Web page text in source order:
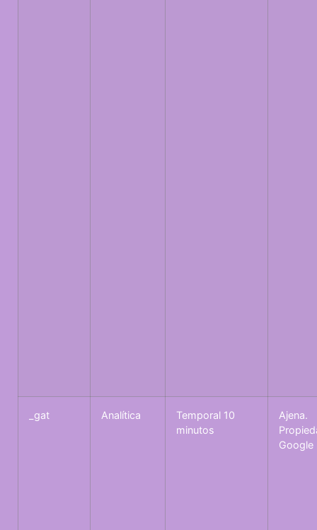
_gat Analítica
Temporal 10
minutos
Ajena.
Google